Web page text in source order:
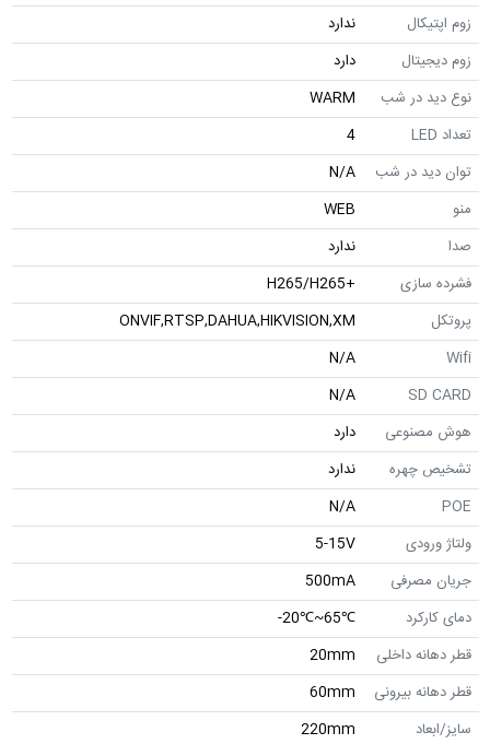
زوم اپتیکال
ندارد
زوم دیجیتال
دارد
نوع دید در شب
WARM
تعداد LED
4
توان دید در شب
N/A
منو
WEB
صدا
ندارد
فشرده سازی
+H265/H265
پروتکل
ONVIF,RTSP,DAHUA,HIKVISION,XM
Wifi
N/A
SD CARD
N/A
هوش مصنوعی
دارد
تشخیص چهره
ندارد
POE
N/A
ولتاژ ورودی
5-15V
جریان مصرفی
500mA
دمای کارکرد
℃65~℃20-
قطر دهانه داخلی
20mm
قطر دهانه بیرونی
60mm
سایز/ابعاد
220mm